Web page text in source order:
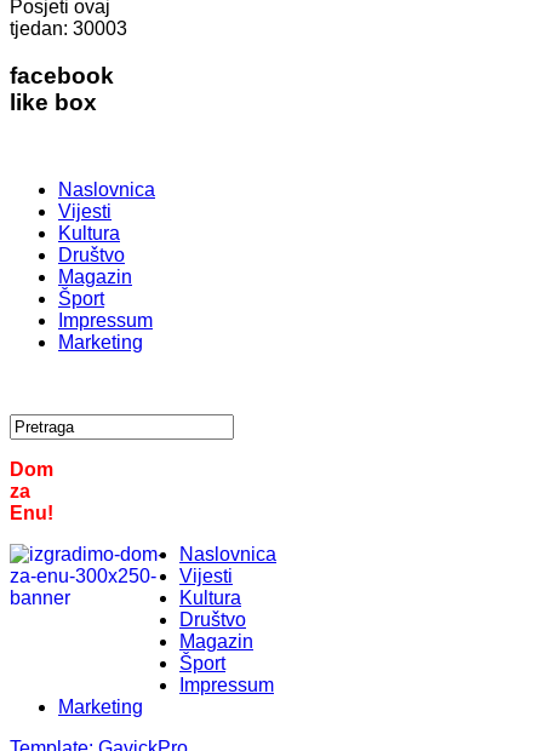
Posjeti ovaj
tjedan: 30003
facebook
like box
Naslovnica
Vijesti
Kultura
Društvo
Magazin
Šport
Impressum
Marketing
Dom
za
Enu!
Naslovnica
Vijesti
Kultura
Društvo
Magazin
Šport
Impressum
Marketing